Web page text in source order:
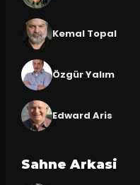
Kemal Topal
Özgür Yalım
Edward Aris
Sahne Arkasi